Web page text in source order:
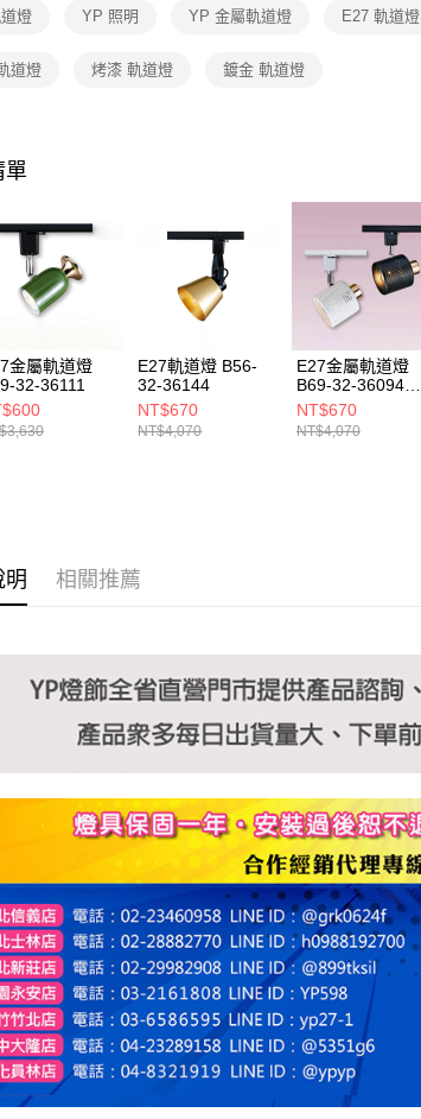
燈 YP 照明 YP 金屬軌道燈 E27 軌道燈
道燈 烤漆 軌道燈 鍍金 軌道燈
單
金屬軌道燈
32-36111
E27軌道燈 B56-
32-36144
NT$670
NT$4,070
E27金屬軌道燈
B69-32-36094
36095
NT$670
NT$4,070
明 相關推薦